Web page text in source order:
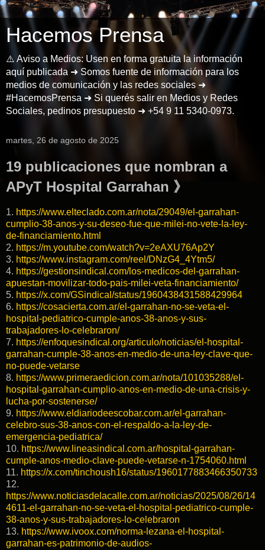
Hacemos Prensa
⚠️ Aviso a Medios: Usen en forma gratuita la información
aquí publicada ➜ Somos fuente de información para los
medios de comunicación y las redes sociales ➜
#HacemosPrensa ➜ Si querés salir en Medios y Redes
Sociales, pedinos presupuesto ➜ +54 9 11 5340-0973.
martes, 26 de agosto de 2025
19 publicaciones que nombran a
APyT Hospital Garrahan 》
1. https://www.elteclado.com.ar/nota/29049/el-garrahan-
cumplio-38-anos-y-su-deseo-fue-que-milei-no-vete-la-ley-
de-financiamiento.html
2. https://m.youtube.com/watch?v=2eAXU76Ap2Y
3. https://www.instagram.com/reel/DNzG4_4Ytm5/
4. https://gestionsindical.com/los-medicos-del-garrahan-
apuestan-movilizar-todo-pais-milei-veta-financiamiento/
5. https://x.com/GSindical/status/1960438431588429964
6. https://cosacierta.com.ar/el-garrahan-no-se-veta-el-
hospital-pediatrico-cumple-anos-38-anos-y-sus-
trabajadores-lo-celebraron/
7. https://enfoquesindical.org/articulo/noticias/el-hospital-
garrahan-cumple-38-anos-en-medio-de-una-ley-clave-que-
no-puede-vetarse
8. https://www.primeraedicion.com.ar/nota/101035288/el-
hospital-garrahan-cumplio-anos-en-medio-de-una-crisis-y-
lucha-por-sostenerse/
9. https://www.eldiariodeescobar.com.ar/el-garrahan-
celebro-sus-38-anos-con-el-respaldo-a-la-ley-de-
emergencia-pediatrica/
10. https://www.lineasindical.com.ar/hospital-garrahan-
cumple-anos-medio-clave-puede-vetarse-n-1754060.html
11. https://x.com/tinchoush16/status/1960177883466350733
12.
https://www.noticiasdelacalle.com.ar/noticias/2025/08/26/14
4611-el-garrahan-no-se-veta-el-hospital-pediatrico-cumple-
38-anos-y-sus-trabajadores-lo-celebraron
13. https://www.ivoox.com/norma-lezana-el-hospital-
garrahan-es-patrimonio-de-audios-